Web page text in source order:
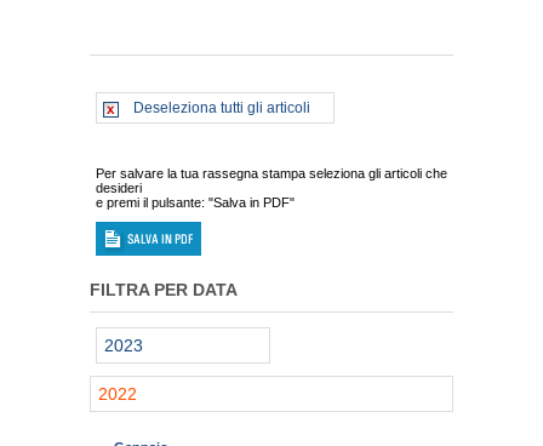
Deseleziona tutti gli articoli
Per salvare la tua rassegna stampa seleziona gli articoli che
desideri
e premi il pulsante: "Salva in PDF"
FILTRA PER DATA
2023
2022